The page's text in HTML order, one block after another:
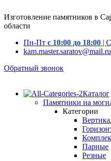
Изготовление памятников в
области
Пн-Пт с 10:00 до 18:00 |
kam.master.saratov@mail.ru
Обратный звонок
Каталог
Памятники на
Категории
Парные
Резные